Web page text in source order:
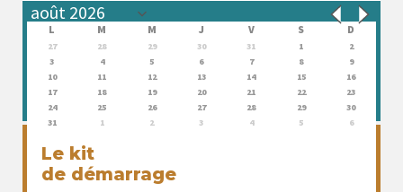
L M M J V S D
27 28 29 30 31 1
2
3
4 5 6 7 8
9
10
11 12 13 14 15
16
17
18 19 20 21 22
23
24
25 26 27 28 29
30
31
1 2 3 4 5 6
Le kit
de démarrage